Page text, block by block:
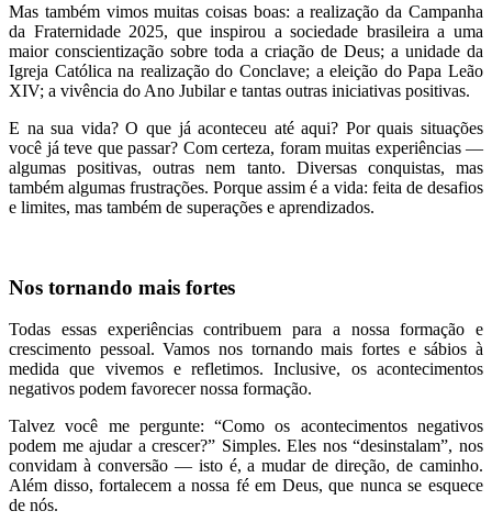
Mas também vimos muitas coisas boas: a realização da Campanha
da Fraternidade 2025, que inspirou a sociedade brasileira a uma
maior conscientização sobre toda a criação de Deus; a unidade da
Igreja Católica na realização do Conclave; a eleição do Papa Leão
XIV; a vivência do Ano Jubilar e tantas outras iniciativas positivas.
E na sua vida? O que já aconteceu até aqui? Por quais situações
você já teve que passar? Com certeza, foram muitas experiências —
algumas positivas, outras nem tanto. Diversas conquistas, mas
também algumas frustrações. Porque assim é a vida: feita de desafios
e limites, mas também de superações e aprendizados.
Nos tornando mais fortes
Todas essas experiências contribuem para a nossa formação e
crescimento pessoal. Vamos nos tornando mais fortes e sábios à
medida que vivemos e refletimos. Inclusive, os acontecimentos
negativos podem favorecer nossa formação.
Talvez você me pergunte: “Como os acontecimentos negativos
podem me ajudar a crescer?” Simples. Eles nos “desinstalam”, nos
convidam à conversão — isto é, a mudar de direção, de caminho.
Além disso, fortalecem a nossa fé em Deus, que nunca se esquece
de nós.